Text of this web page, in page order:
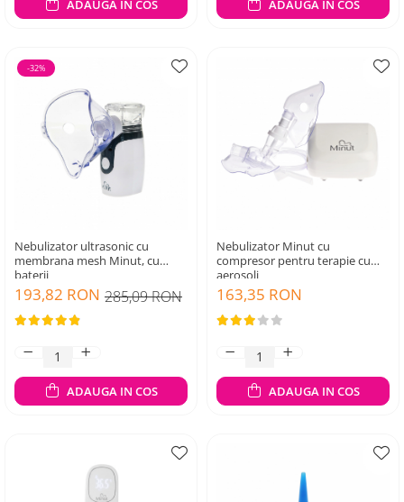
ADAUGA IN COS ADAUGA IN COS
-32%
Nebulizator ultrasonic cu
membrana mesh Minut, cu
baterii
285,09 RON
193,82 RON
ADAUGA IN COS
Nebulizator Minut cu
compresor pentru terapie cu
aerosoli
163,35 RON
ADAUGA IN COS